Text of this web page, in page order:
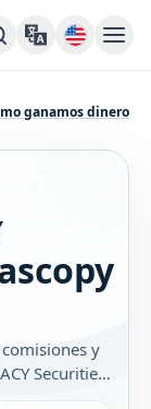
ganamos dinero
y
Securities
mejor bróker